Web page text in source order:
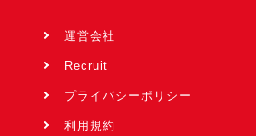
運営会社
Recruit
プライバシーポリシー
利用規約